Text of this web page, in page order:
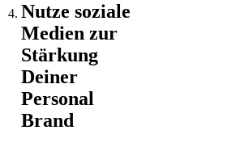
Nutze soziale
Medien zur
Stärkung
Deiner
Personal
Brand